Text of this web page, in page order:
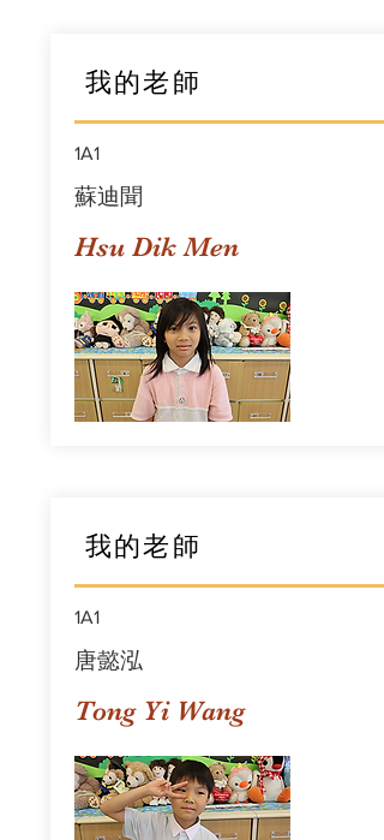
我的老師
1A1
蘇迪聞
Hsu Dik Men
我的老師
1A1
唐懿泓
Tong Yi Wang